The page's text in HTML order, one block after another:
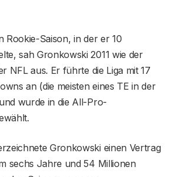
Rookie-Saison, in der er 10
sah Gronkowski 2011 wie der
NFL aus. Er führte die Liga mit 17
an (die meisten eines TE in der
wurde in die All-Pro-
Gronkowski einen Vertrag
sechs Jahre und 54 Millionen